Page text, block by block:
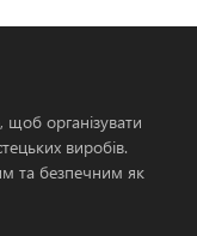
щоб організувати
виробів.
та безпечним як